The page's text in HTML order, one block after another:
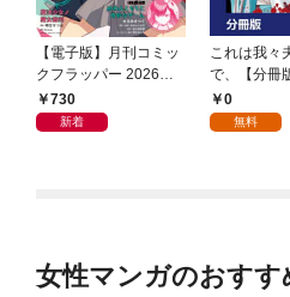
【電子版】月刊コミッ
クフラッパー 2026年9
月号730
新着
これは我々
で、【分
0
無料
女性マンガのおすす